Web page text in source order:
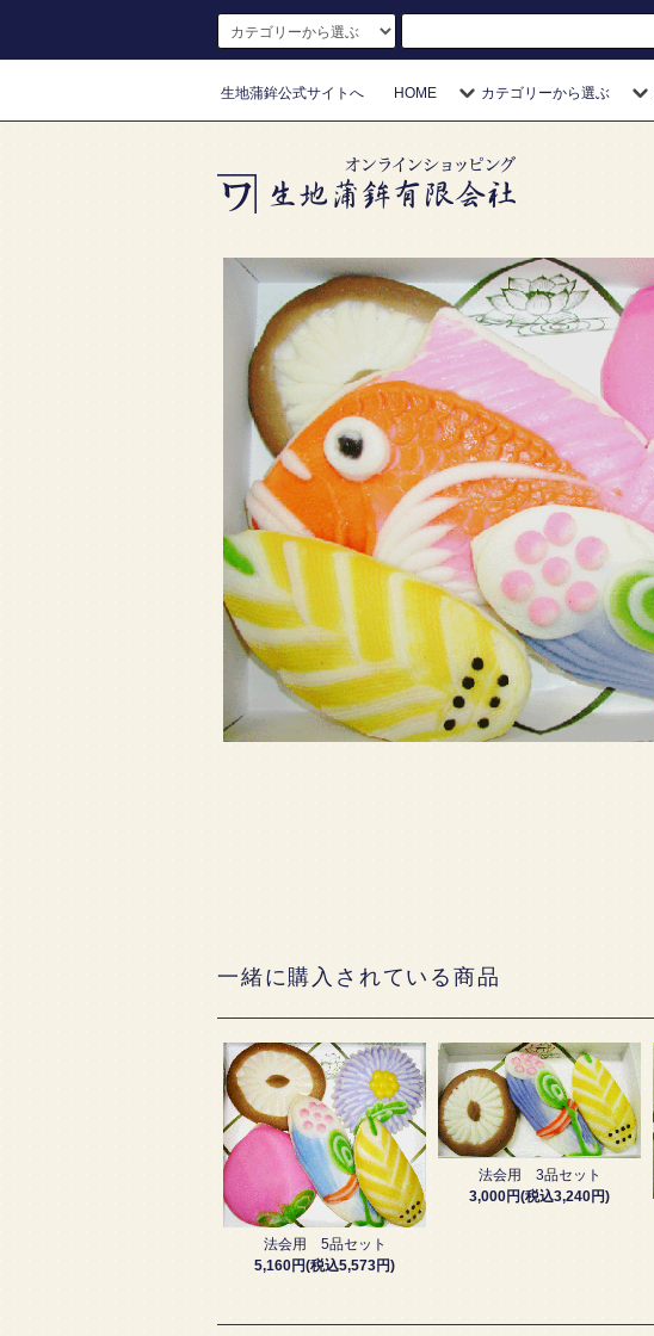
生地蒲鉾公式サイトへ HOME カテゴリーから選ぶ
一緒に購入されている商品
法会用 5品セット
5,160円(税込5,573円)
法会用 3品セット
3,000円(税込3,240円)